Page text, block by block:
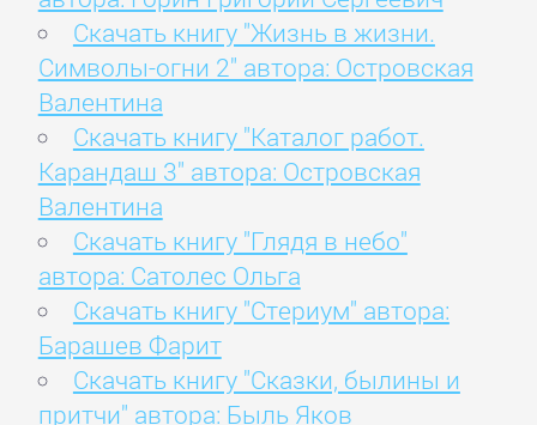
Скачать книгу "Жизнь в жизни.
Символы-огни 2" автора: Островская
Валентина
Скачать книгу "Каталог работ.
Карандаш 3" автора: Островская
Валентина
Скачать книгу "Глядя в небо"
автора: Сатолес Ольга
Скачать книгу "Стериум" автора:
Барашев Фарит
Скачать книгу "Сказки, былины и
притчи" автора: Быль Яков